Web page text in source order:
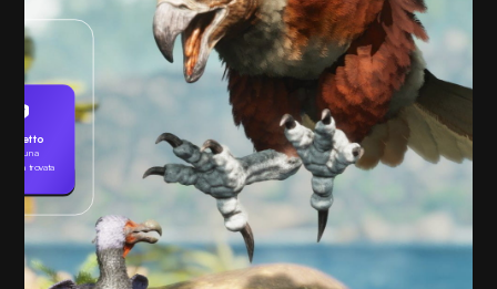
Protetto
Nessuna
trovata